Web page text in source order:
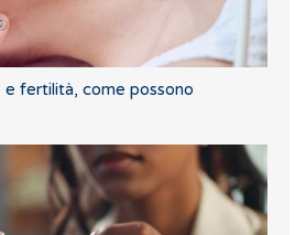
e fertilità, come possono